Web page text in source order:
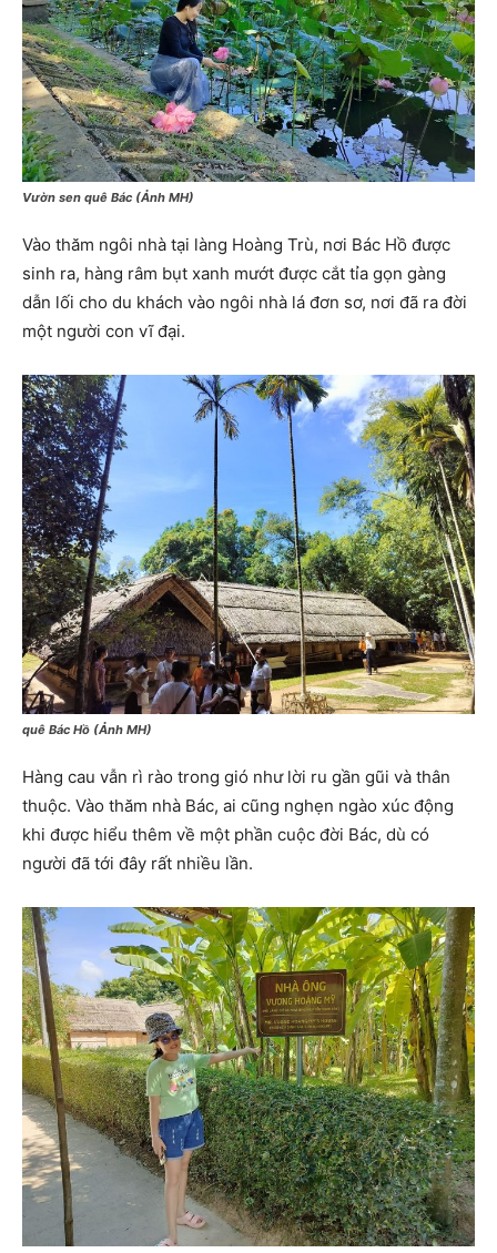
Vườn sen quê Bác (Ảnh MH)
Vào thăm ngôi nhà tại làng Hoàng Trù, nơi Bác Hồ được
sinh ra, hàng râm bụt xanh mướt được cắt tỉa gọn gàng
dẫn lối cho du khách vào ngôi nhà lá đơn sơ, nơi đã ra đời
một người con vĩ đại.
quê Bác Hồ (Ảnh MH)
Hàng cau vẫn rì rào trong gió như lời ru gần gũi và thân
thuộc. Vào thăm nhà Bác, ai cũng nghẹn ngào xúc động
khi được hiểu thêm về một phần cuộc đời Bác, dù có
người đã tới đây rất nhiều lần.